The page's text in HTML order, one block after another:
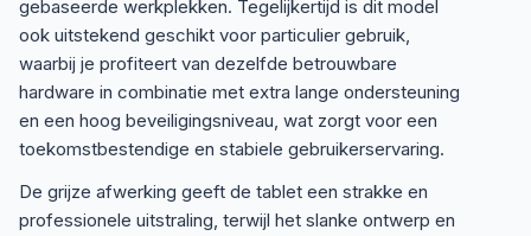
gebaseerde werkplekken. Tegelijkertijd is dit model
ook uitstekend geschikt voor particulier gebruik,
waarbij je profiteert van dezelfde betrouwbare
hardware in combinatie met extra lange ondersteuning
en een hoog beveiligingsniveau, wat zorgt voor een
toekomstbestendige en stabiele gebruikerservaring.
De grijze afwerking geeft de tablet een strakke en
professionele uitstraling, terwijl het slanke ontwerp en